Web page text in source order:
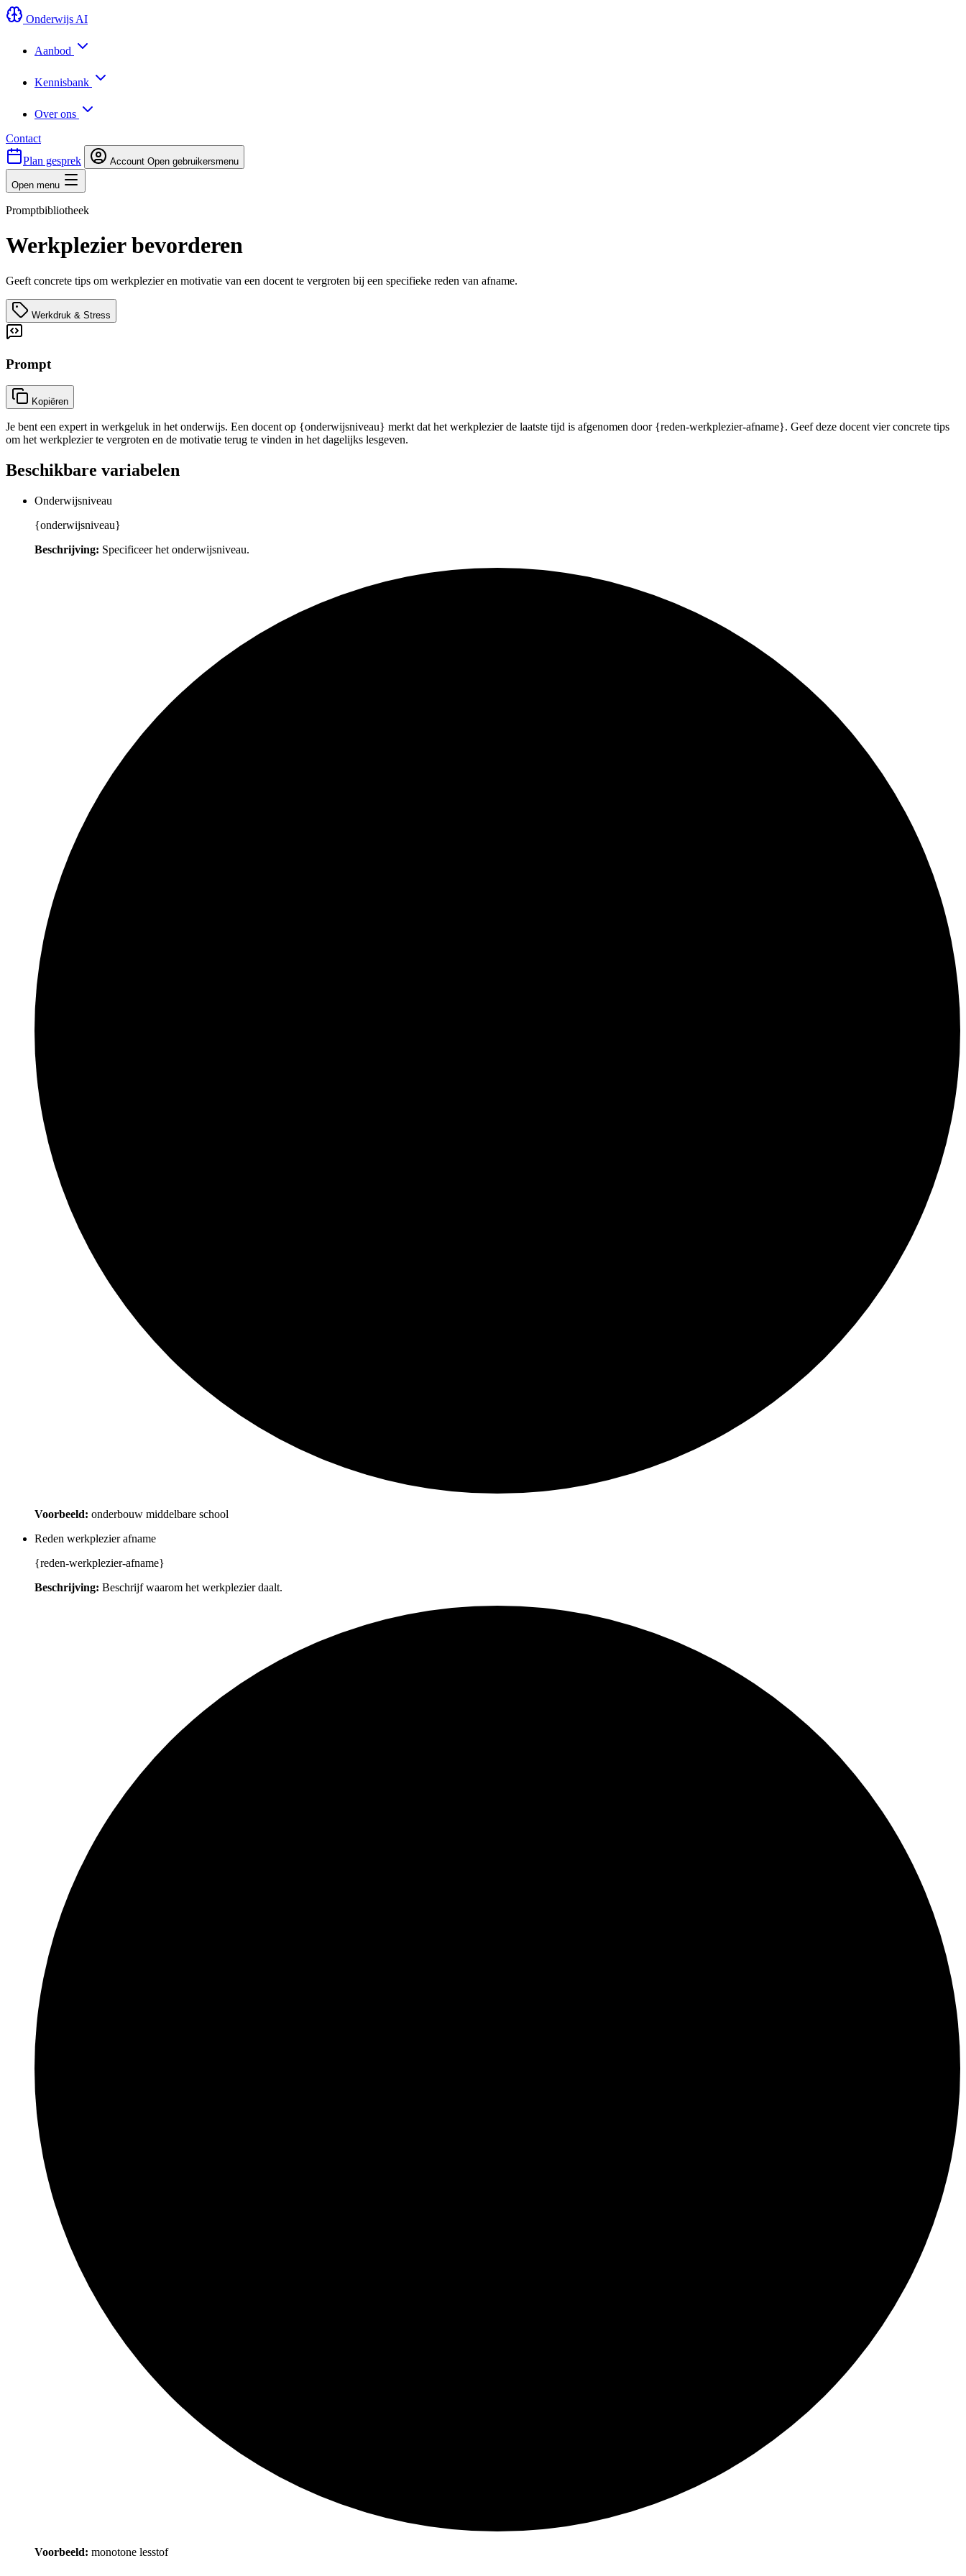
Onderwijs AI
Aanbod
Kennisbank
Over ons
Contact
Plan gesprek
Account Open gebruikersmenu
Open menu
Promptbibliotheek
Werkplezier bevorderen
Geeft concrete tips om werkplezier en motivatie van een docent te vergroten bij een specifieke reden van afname.
Werkdruk & Stress
Prompt
Kopiëren
Je bent een expert in werkgeluk in het onderwijs. Een docent op {onderwijsniveau} merkt dat het werkplezier de laatste tijd is afgenomen door {reden-werkplezier-afname}. Geef deze docent vier concrete tips
om het werkplezier te vergroten en de motivatie terug te vinden in het dagelijks lesgeven.
Beschikbare variabelen
Onderwijsniveau
{onderwijsniveau}
Beschrijving: Specificeer het onderwijsniveau.
Voorbeeld: onderbouw middelbare school
Reden werkplezier afname
{reden-werkplezier-afname}
Beschrijving: Beschrijf waarom het werkplezier daalt.
Voorbeeld: monotone lesstof